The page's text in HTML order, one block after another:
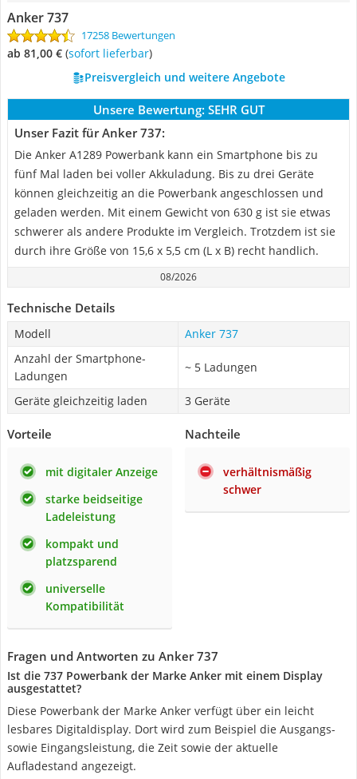
Anker 737
17258 Bewertungen
ab 81,00 € ( Sofort lieferbar)
Preisvergleich und weitere Angebote
Unsere Bewertung: SEHR GUT
Unser Fazit für Anker 737:
Die Anker A1289 Powerbank kann ein Smartphone bis zu
fünf Mal laden bei voller Akkuladung. Bis zu drei Geräte
können gleichzeitig an die Powerbank angeschlossen und
geladen werden. Mit einem Gewicht von 630 g ist sie etwas
schwerer als andere Produkte im Vergleich. Trotzdem ist sie
durch ihre Größe von 15,6 x 5,5 cm (L x B) recht handlich.
08/2026
Technische Details
Modell
Anker 737
Anzahl der Smartphone-
Ladungen
~ 5 Ladungen
Geräte gleichzeitig laden 3 Geräte
Vorteile
mit digitaler Anzeige
starke beidseitige
Ladeleistung
kompakt und
platzsparend
universelle
Kompatibilität
Nachteile
verhältnismäßig
schwer
Fragen und Antworten zu Anker 737
Ist die 737 Powerbank der Marke Anker mit einem Display
ausgestattet?
Diese Powerbank der Marke Anker verfügt über ein leicht
lesbares Digitaldisplay. Dort wird zum Beispiel die Ausgangs-
sowie Eingangsleistung, die Zeit sowie der aktuelle
Aufladestand angezeigt.